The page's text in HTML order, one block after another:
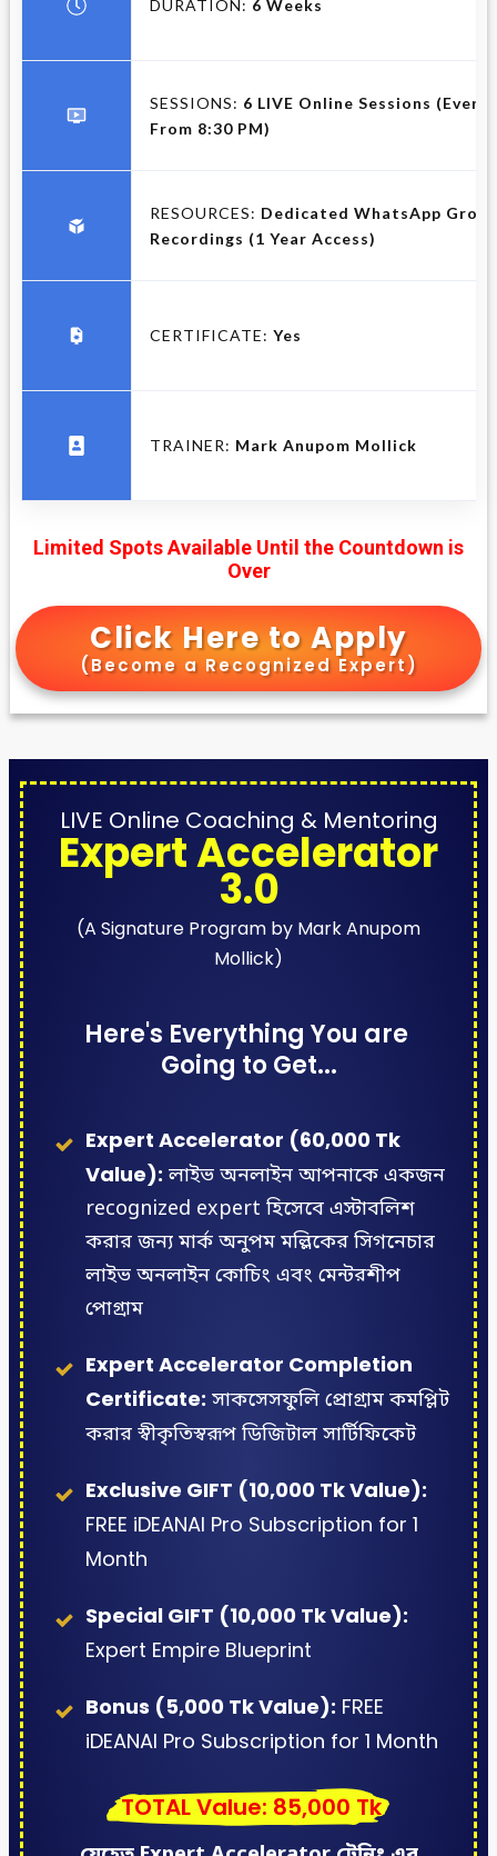
DURATION: 6 Weeks
SESSIONS: 6 LIVE Online Sessions (Every
From 8:30 PM)
RESOURCES: Dedicated WhatsApp
Recordings (1 Year Access)
CERTIFICATE: Yes
TRAINER: Mark Anupom Mollick
Limited Spots Available Until the Countdown is
Over
Click Here to Apply
(Become a Recognized Expert)
LIVE Online Coaching & Mentoring
Expert Accelerator
3.0
(A Signature Program by Mark Anupom
Mollick)
Here's Everything You are
Going to Get...
Expert Accelerator (60,000 Tk
Value): লাইভ অনলাইন আপনাকে একজন
recognized expert হিসেবে এস্টাবলিশ
করার জন্য মার্ক অনুপম মল্লিকের সিগনেচার
লাইভ অনলাইন কোচিং এবং মেন্টরশীপ
পোগ্রাম
Expert Accelerator Completion
Certificate: সাকসেসফুলি প্রোগ্রাম কমপ্লিট
করার স্বীকৃতিস্বরূপ ডিজিটাল সার্টিফিকেট
Exclusive GIFT (10,000 Tk Value):
FREE iDEANAI Pro Subscription for 1
Month
Special GIFT (10,000 Tk Value):
Expert Empire Blueprint
Bonus (5,000 Tk Value): FREE
iDEANAI Pro Subscription for 1 Month
TOTAL Value: 85,000 Tk